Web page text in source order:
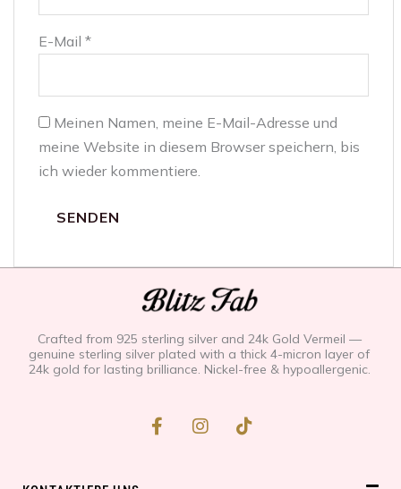
E-Mail *
Meinen Namen, meine E-Mail-Adresse und
meine Website in diesem Browser speichern, bis
ich wieder kommentiere.
Crafted from 925 sterling silver and 24k Gold Vermeil —
genuine sterling silver plated with a thick 4-micron layer of
24k gold for lasting brilliance. Nickel-free & hypoallergenic.
F
a
I
n
T
i